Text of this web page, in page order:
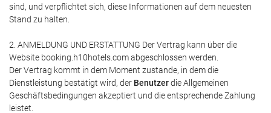
sind, und verpflichtet sich, diese Informationen auf dem neuesten
Stand zu halten.
2. ANMELDUNG UND ERSTATTUNG Der Vertrag kann über die
Website booking.h10hotels.com abgeschlossen werden.
Der Vertrag kommt in dem Moment zustande, in dem die
Dienstleistung bestätigt wird, der Benutzerdie Allgemeinen
Geschäftsbedingungen akzeptiert und die entsprechende Zahlung
leistet.